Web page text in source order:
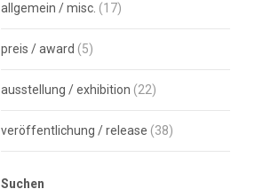
allgemein / misc. (17)
preis / award (5)
ausstellung / exhibition (22)
veröffentlichung / release (38)
Suchen